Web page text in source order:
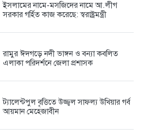
ইসলামের নামে-মসজিদের নামে আ.লীগ
সরকার গর্হিত কাজ করেছে: স্বরাষ্ট্রমন্ত্রী
রামুর ঈদগড়ে নদী ভাঙ্গন ও বন্যা কবলিত
এলাকা পরিদর্শনে জেলা প্রশাসক
ট্যালেন্টপুল বৃত্তিতে উজ্জ্বল সাফল্য উখিয়ার গর্ব
আয়মান মেহেজাবীন